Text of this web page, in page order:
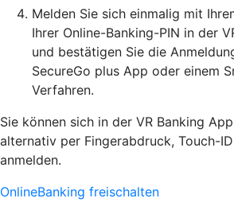
Melden Sie sich einmalig mit
Ihrer Online-Banking-PIN in der
und bestätigen Sie die
SecureGo plus App oder einem
Verfahren.
Sie können sich in der VR Banking
alternativ per Fingerabdruck, Touch-
anmelden.
OnlineBanking freischalten